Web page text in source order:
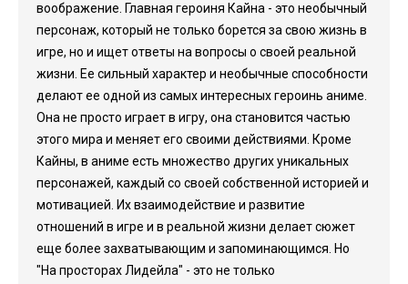
воображение. Главная героиня Кайна - это необычный
персонаж, который не только борется за свою жизнь в
игре, но и ищет ответы на вопросы о своей реальной
жизни. Ее сильный характер и необычные способности
делают ее одной из самых интересных героинь аниме.
Она не просто играет в игру, она становится частью
этого мира и меняет его своими действиями. Кроме
Кайны, в аниме есть множество других уникальных
персонажей, каждый со своей собственной историей и
мотивацией. Их взаимодействие и развитие
отношений в игре и в реальной жизни делает сюжет
еще более захватывающим и запоминающимся. Но
"На просторах Лидейла" - это не только